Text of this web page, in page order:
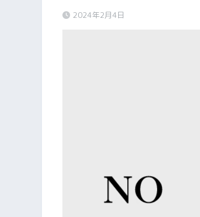
2024年2月4日